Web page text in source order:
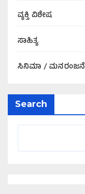
ವ್ಯಕ್ತಿ ವಿಶೇಷ
ಸಾಹಿತ್ಯ
ಸಿನಿಮಾ / ಮನರಂಜನೆ
Search